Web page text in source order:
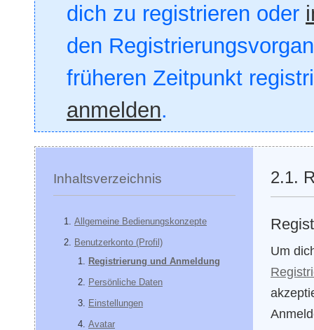
dich zu registrieren oder
den
früheren Zeitpunkt
anmelden.
Inhaltsverzeichnis
Allgemeine Bedienungskonzepte
Benutzerkonto (Profil)
Registrierung und Anmeldung
Persönliche Daten
Einstellungen
Avatar
2.1.
Um